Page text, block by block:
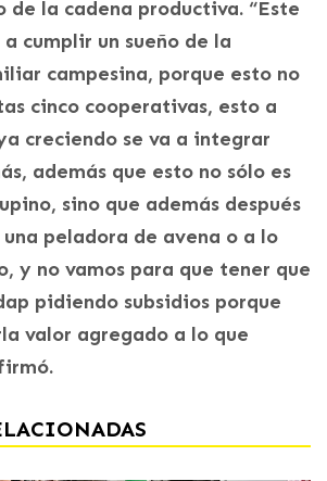
la cadena productiva. “Este
cumplir un sueño de la
campesina, porque esto no
cinco cooperativas, esto a
creciendo se va a integrar
además que esto no sólo es
sino que además después
peladora de avena o a lo
y no vamos para que tener que
pidiendo subsidios porque
valor agregado a lo que